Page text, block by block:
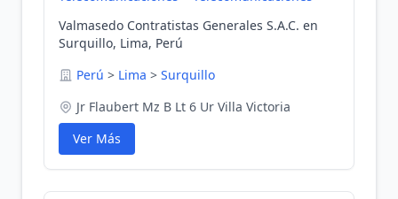
Valmasedo Contratistas Generales S.A.C. en
Surquillo, Lima, Perú
Perú > Lima > Surquillo
Jr Flaubert Mz B Lt 6 Ur Villa Victoria
Ver Más